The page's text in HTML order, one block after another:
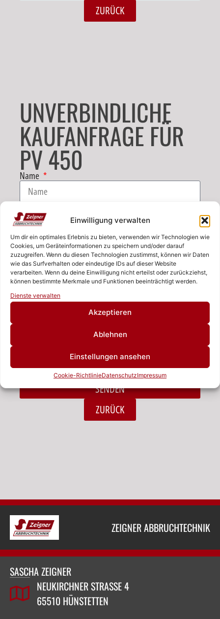
Einwilligung verwalten
Um dir ein optimales Erlebnis zu bieten, verwenden wir Technologien wie
Cookies, um Geräteinformationen zu speichern und/oder darauf
zuzugreifen. Wenn du diesen Technologien zustimmst, können wir Daten
wie das Surfverhalten oder eindeutige IDs auf dieser Website
verarbeiten. Wenn du deine Einwilligung nicht erteilst oder zurückziehst,
können bestimmte Merkmale und Funktionen beeinträchtigt werden.
Dienste verwalten
Akzeptieren
Ablehnen
Einstellungen ansehen
Cookie-RichtlinieDatenschutzImpressum
ZURÜCK
UNVERBINDLICHE
KAUFANFRAGE FÜR
PV 450
Name
E-Mail
Telefon
Nachricht
Ich habe die Datenschutzerklärung zur Kenntnis
genommen.*
SENDEN
ZURÜCK
ZEIGNER ABBRUCHTECHNIK
SASCHA ZEIGNER
NEUKIRCHNER STRASSE 4
65510 HÜNSTETTEN
Rufen Sie uns an!